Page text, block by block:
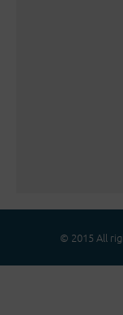
© 2015 All